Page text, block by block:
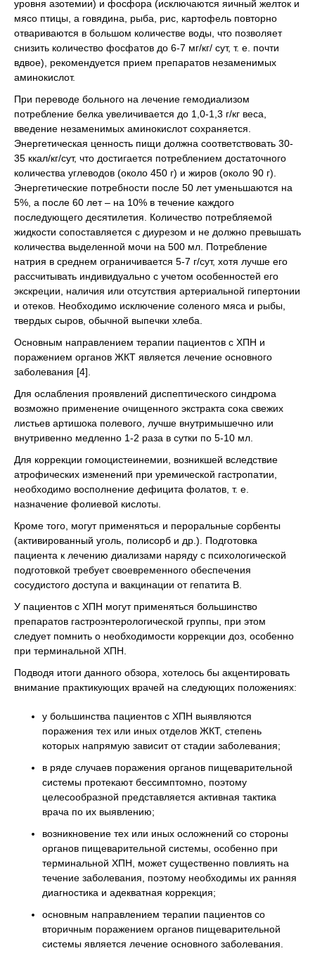
уровня азотемии) и фосфора (исключаются яичный желток и
мясо птицы, а говядина, рыба, рис, картофель повторно
отвариваются в большом количестве воды, что позволяет
снизить количество фосфатов до 6-7 мг/кг/ сут, т. е. почти
вдвое), рекомендуется прием препаратов незаменимых
аминокислот.
При переводе больного на лечение гемодиализом
потребление белка увеличивается до 1,0-1,3 г/кг веса,
введение незаменимых аминокислот сохраняется.
Энергетическая ценность пищи должна соответствовать 30-
35 ккал/кг/сут, что достигается потреблением достаточного
количества углеводов (около 450 г) и жиров (около 90 г).
Энергетические потребности после 50 лет уменьшаются на
5%, а после 60 лет – на 10% в течение каждого
последующего десятилетия. Количество потребляемой
жидкости сопоставляется с диурезом и не должно превышать
количества выделенной мочи на 500 мл. Потребление
натрия в среднем ограничивается 5-7 г/сут, хотя лучше его
рассчитывать индивидуально с учетом особенностей его
экскреции, наличия или отсутствия артериальной гипертонии
и отеков. Необходимо исключение соленого мяса и рыбы,
твердых сыров, обычной выпечки хлеба.
Основным направлением терапии пациентов с ХПН и
поражением органов ЖКТ является лечение основного
заболевания [4].
Для ослабления проявлений диспептического синдрома
возможно применение очищенного экстракта сока свежих
листьев артишока полевого, лучше внутримышечно или
внутривенно медленно 1-2 раза в сутки по 5-10 мл.
Для коррекции гомоцистеинемии, возникшей вследствие
атрофических изменений при уремической гастропатии,
необходимо восполнение дефицита фолатов, т. е.
назначение фолиевой кислоты.
Кроме того, могут применяться и пероральные сорбенты
(активированный уголь, полисорб и др.). Подготовка
пациента к лечению диализами наряду с психологической
подготовкой требует своевременного обеспечения
сосудистого доступа и вакцинации от гепатита В.
У пациентов с ХПН могут применяться большинство
препаратов гастроэнтерологической группы, при этом
следует помнить о необходимости коррекции доз, особенно
при терминальной ХПН.
Подводя итоги данного обзора, хотелось бы акцентировать
внимание практикующих врачей на следующих положениях:
у большинства пациентов с ХПН выявляются
поражения тех или иных отделов ЖКТ, степень
которых напрямую зависит от стадии заболевания;
в ряде случаев поражения органов пищеварительной
системы протекают бессимптомно, поэтому
целесообразной представляется активная тактика
врача по их выявлению;
возникновение тех или иных осложнений со стороны
органов пищеварительной системы, особенно при
терминальной ХПН, может существенно повлиять на
течение заболевания, поэтому необходимы их ранняя
диагностика и адекватная коррекция;
основным направлением терапии пациентов со
вторичным поражением органов пищеварительной
системы является лечение основного заболевания.